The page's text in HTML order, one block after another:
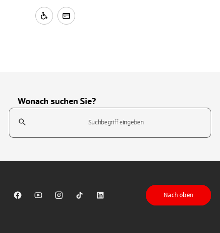
Wonach suchen Sie?
Suchfeld
Sparkasse auf Facebook
Sparkasse auf Youtube
Sparkasse auf Instagram
Sparkasse auf TikTok
Sparkasse auf LinkedIn
Nach oben